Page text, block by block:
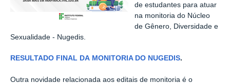
de estudantes para atuar
na monitoria do Núcleo
de Gênero, Diversidade e
Sexualidade - Nugedis
RESULTADO FINAL DA MONITORIA DO NUGEDIS.
Outra novidade relacionada aos editais de monitoria é o